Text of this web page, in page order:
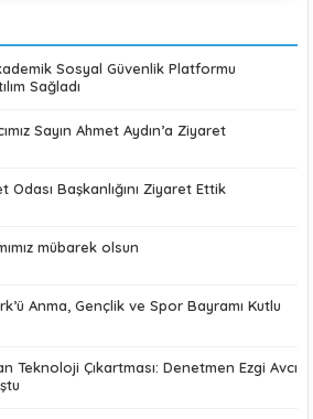
Sosyal Güvenlik Platformu
Sağladı
Sayın Ahmet Aydın’a Ziyaret
Odası Başkanlığını Ziyaret Ettik
mübarek olsun
Anma, Gençlik ve Spor Bayramı Kutlu
Teknoloji Çıkartması: Denetmen Ezgi Avcı